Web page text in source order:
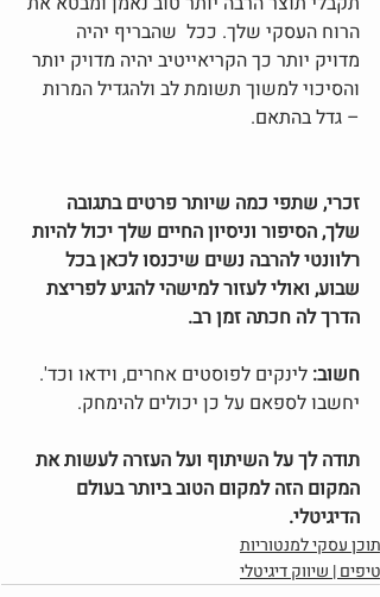
הרוח העסקי שלך. ככל  שהבריף יהיה
מדויק יותר כך הקריאייטיב יהיה מדויק יותר
והסיכוי למשוך תשומת לב ולהגדיל המרות
– גדל בהתאם.
זכרי, שתפי כמה שיותר פרטים בתגובה
שלך, הסיפור וניסיון החיים שלך יכול להיות
רלוונטי להרבה נשים שיכנסו לכאן בכל
שבוע, ואולי לעזור למישהי להגיע לפריצת
הדרך לה חכתה זמן רב.
חשוב: לינקים לפוסטים אחרים, וידאו וכד'.
יחשבו לספאם על כן יכולים להימחק.
תודה לך על השיתוף ועל העזרה לעשות את
המקום הזה למקום הטוב ביותר בעולם
הדיגיטלי.
תוכן עסקי למנטוריות
טיפים | שיווק דיגיטלי